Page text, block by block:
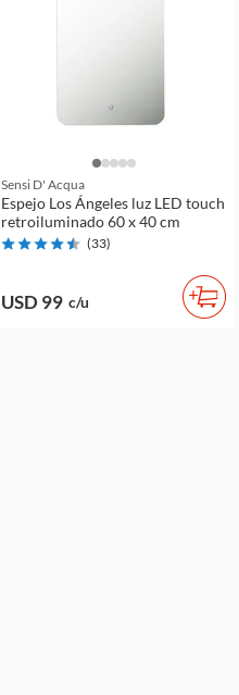
Sensi D' Acqua
Espejo Los Ángeles luz LED touch
retroiluminado 60 x 40 cm
(33)
USD 99 c/u